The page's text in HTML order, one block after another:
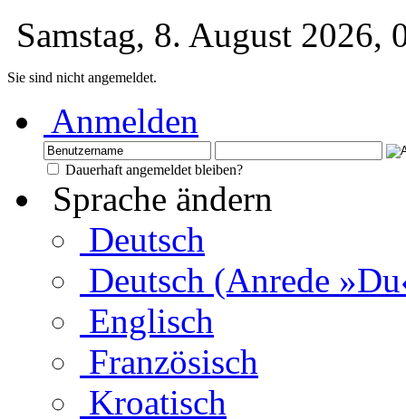
Samstag, 8. August 2026,
Sie sind nicht angemeldet.
Anmelden
Dauerhaft angemeldet bleiben?
Sprache ändern
Deutsch
Deutsch (Anrede
Englisch
Französisch
Kroatisch